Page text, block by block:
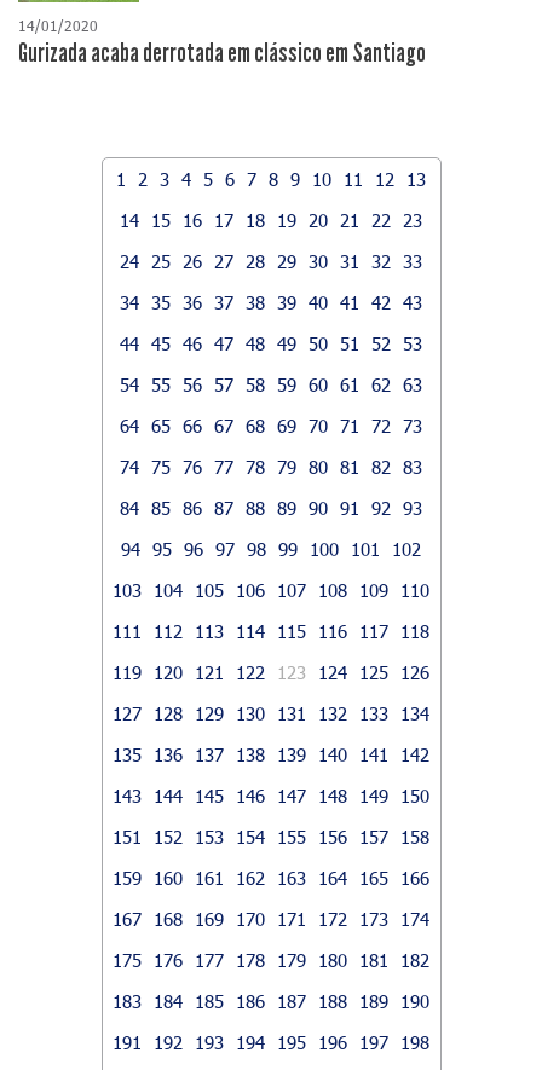
14/01/2020
Gurizada acaba derrotada em clássico em Santiago
1 2 3 4 5 6 7 8 9 10 11 12
13
14
15 16 17 18 19 20 21 22
23
24
25 26 27 28 29 30 31 32
33
34 35 36 37 38 39 40 41 42
43
44 45 46 47 48 49 50 51 52
53
54 55 56 57 58 59 60 61 62
63
64 65 66 67 68 69 70 71 72
73
74 75 76 77 78 79 80 81 82
83
84 85 86 87 88 89 90 91 92
93
94 95 96 97 98 99 100 101
102
103
104 105 106 107 108 109
110
111
112 113 114 115 116 117
118
119
120 121 122 123 124 125
126
127
128 129 130 131 132 133
134
135
136 137 138 139 140 141
142
143
144 145 146 147 148 149
150
151
152 153 154 155 156 157
158
159
160 161 162 163 164 165
166
167
168 169 170 171 172 173
174
175
176 177 178 179 180 181
182
183
184 185 186 187 188 189
190
191
192 193 194 195 196 197
198